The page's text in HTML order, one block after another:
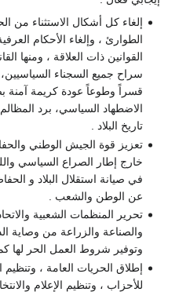
إلغاء كل أشكال الاستثناء من
الطوارئ ، وإلغاء الأحكام
سراح جميع السجناء
قسراً وطوعاً عودة كريمة آمنة
الاضطهاد السياسي، برد
تاريخ البلاد .
تعزيز قوة الجيش الوطني
خارج إطار الصراع السياسي
في صيانة استقلال البلاد و
عن الوطن والشعب .
تحرير المنظمات الشعبية
والصناعة والزراعة من وصاية
وتوفير شروط العمل الحر لها
إطلاق الحريات العامة ،
للأحزاب ، وتنظيم الإعلام